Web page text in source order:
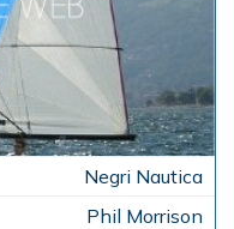
Negri Nautica
Phil Morrison